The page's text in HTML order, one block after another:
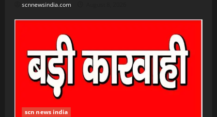
scnnewsindia.com
scn news india